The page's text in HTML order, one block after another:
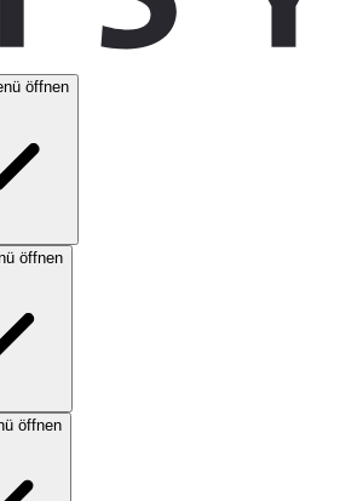
öffnen
öffnen
öffnen